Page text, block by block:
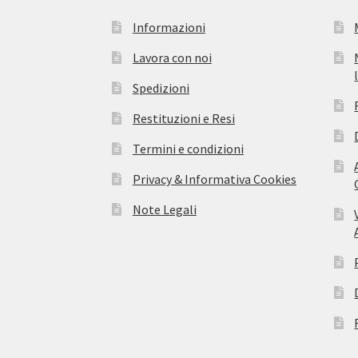
Informazioni
Lavora con noi
Spedizioni
Restituzioni e Resi
Termini e condizioni
Privacy & Informativa Cookies
Note Legali